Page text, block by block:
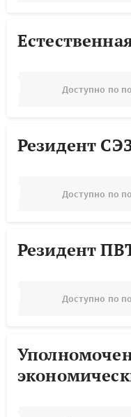
Доступно по
Резидент
Доступно по
Резидент
Доступно по